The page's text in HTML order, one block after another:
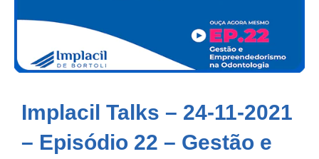
Implacil Talks – 24-11-2021
– Episódio 22 – Gestão e